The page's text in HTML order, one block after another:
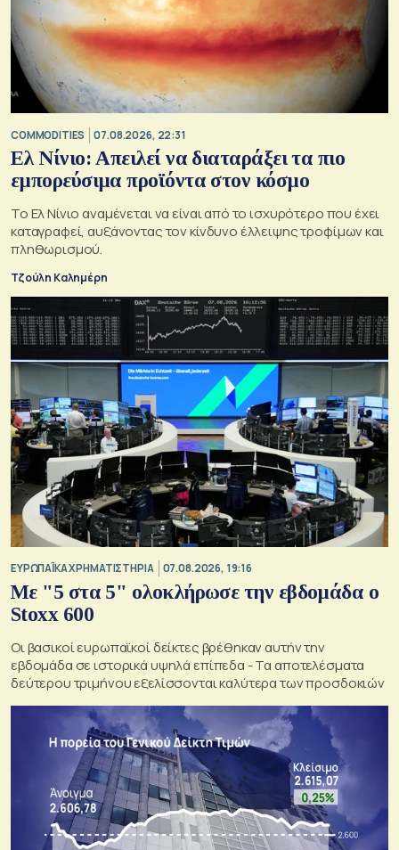
COMMODITIES 07.08.2026, 22:31
Ελ Νίνιο: Απειλεί να διαταράξει τα πιο
εμπορεύσιμα προϊόντα στον κόσμο
Το Ελ Νίνιο αναμένεται να είναι από το ισχυρότερο που έχει
καταγραφεί, αυξάνοντας τον κίνδυνο έλλειψης τροφίμων και
πληθωρισμού.
Τζούλη Καλημέρη
ΕΥΡΩΠΑΪΚΑ ΧΡΗΜΑΤΙΣΤΗΡΙΑ 07.08.2026, 19:16
Με "5 στα 5" ολοκλήρωσε την εβδομάδα ο
Stoxx 600
Οι βασικοί ευρωπαϊκοί δείκτες βρέθηκαν αυτήν την
εβδομάδα σε ιστορικά υψηλά επίπεδα - Τα αποτελέσματα
δεύτερου τριμήνου εξελίσσονται καλύτερα των προσδοκιών